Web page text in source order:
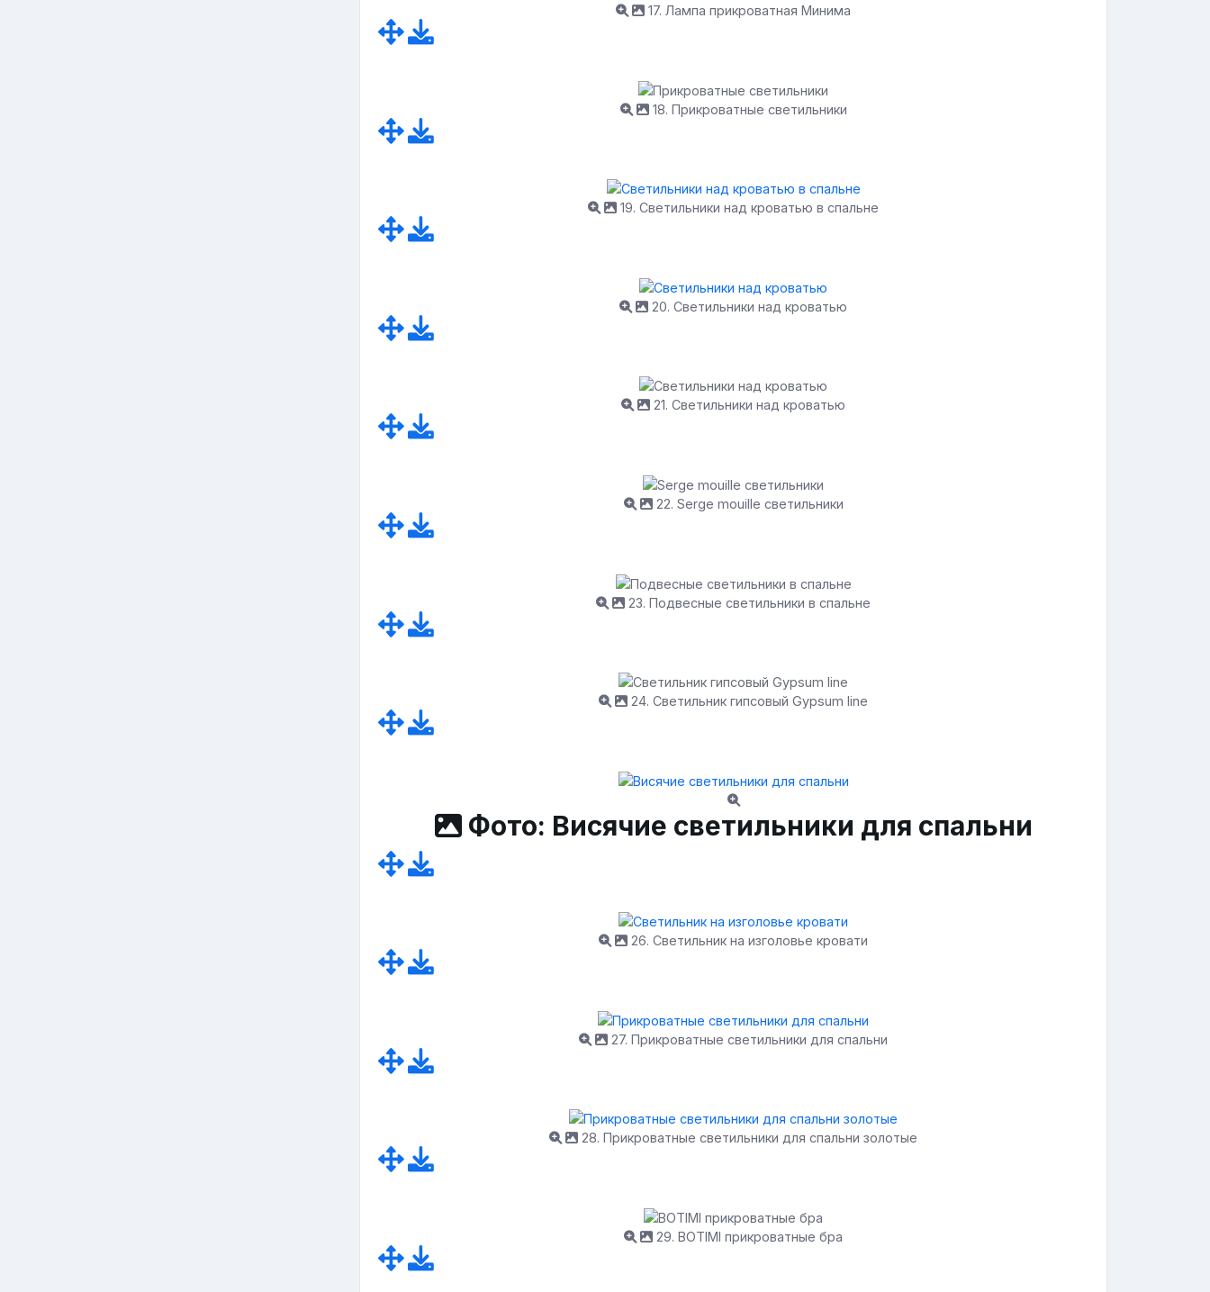
17. Лампа прикроватная Минима
18. Прикроватные светильники
19. Светильники над кроватью в спальне
20. Светильники над кроватью
21. Светильники над кроватью
22. Serge mouille светильники
23. Подвесные светильники в спальне
24. Светильник гипсовый Gypsum line
Фото: Висячие светильники для спальни
26. Светильник на изголовье кровати
27. Прикроватные светильники для спальни
28. Прикроватные светильники для спальни золотые
29. BOTIMI прикроватные бра